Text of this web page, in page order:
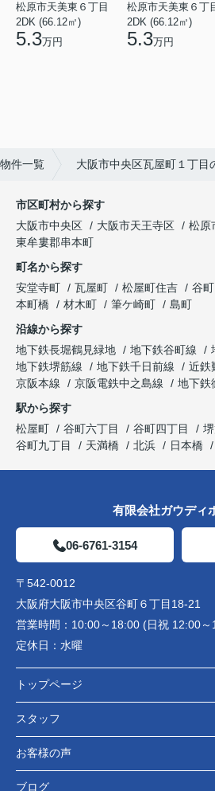
松原市天美東６丁目
2DK (66.12㎡)
5.3万円
松原市天美東６丁
2DK (66.12㎡)
5.3万円
件一覧 大阪市中央区瓦屋町１丁目
市区町村から探す
大阪市中央区
大阪市天王寺区 松原
東牟婁郡串本町
町名から探す
安堂寺町
瓦屋町 松屋町住吉 谷町
本町橋
材木町 筆ケ崎町
島町
沿線から探す
地下鉄長堀鶴見緑地
地下鉄谷町線
地下鉄堺筋線
地下鉄千日前線
近鉄
京阪本線
京阪電鉄中之島線 地下鉄
駅から探す
松屋町
谷町六丁目 谷町四丁目
谷町九丁目
天満橋 北浜 日本橋
有限会社ガウディ
06-6761-3154
〒542-0012
大阪府大阪市中央区谷町６丁目18-21
営業時間： 10:00～18:00 (日祝 12:00～
定休日： 水曜
トップページ
スタッフ
お客様の声
ブログ